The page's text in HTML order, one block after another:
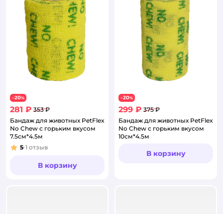
−20%
281 ₽ 353 ₽
Бандаж для животных PetFlex
No Chew с горьким вкусом
7.5см*4.5м
Рейтинг:
5 1 отзыв
В корзину
−20%
299 ₽ 375 ₽
Бандаж для животных PetFlex
No Chew с горьким вкусом
10см*4.5м
В корзину